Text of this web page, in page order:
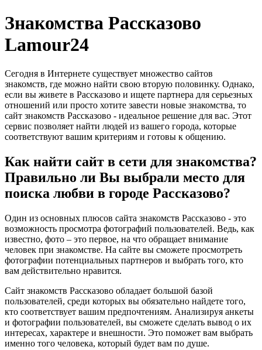
Знакомства Рассказово
Lamour24
Сегодня в Интернете существует множество сайтов
знакомств, где можно найти свою вторую половинку. Однако,
если вы живете в Рассказово и ищете партнера для серьезных
отношений или просто хотите завести новые знакомства, то
сайт знакомств Рассказово - идеальное решение для вас. Этот
сервис позволяет найти людей из вашего города, которые
соответствуют вашим критериям и готовы к общению.
Как найти сайт в сети для знакомства?
Правильно ли Вы выбрали место для
поиска любви в городе Рассказово?
Один из основных плюсов сайта знакомств Рассказово - это
возможность просмотра фотографий пользователей. Ведь, как
известно, фото – это первое, на что обращает внимание
человек при знакомстве. На сайте вы сможете просмотреть
фотографии потенциальных партнеров и выбрать того, кто
вам действительно нравится.
Сайт знакомств Рассказово обладает большой базой
пользователей, среди которых вы обязательно найдете того,
кто соответствует вашим предпочтениям. Анализируя анкеты
и фотографии пользователей, вы сможете сделать вывод о их
интересах, характере и внешности. Это поможет вам выбрать
именно того человека, который будет вам по душе.